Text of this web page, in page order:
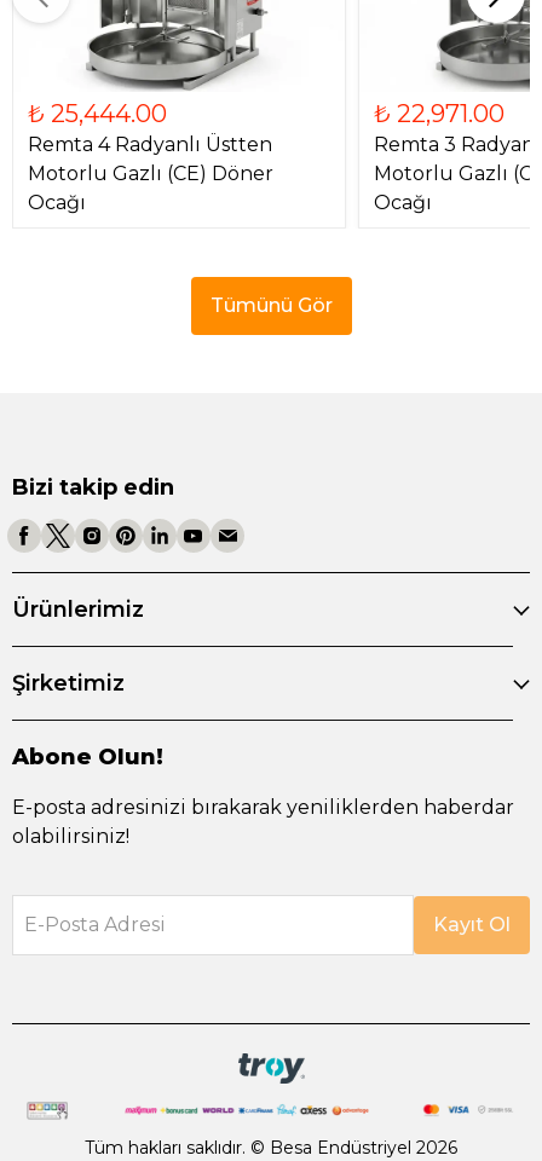
₺ 25,444.00
Remta 4 Radyanlı Üstten
Motorlu Gazlı (CE) Döner
Ocağı
₺ 22,971.00
Remta 3
Motorlu Gazlı
Ocağı
Tümünü Gör
Bizi takip edin
Ürünlerimiz
Şirketimiz
Abone Olun!
E-posta adresinizi bırakarak yeniliklerden haberdar
olabilirsiniz!
E-Posta Adresi Kayıt Ol
Tüm hakları saklıdır. © Besa Endüstriyel 2026